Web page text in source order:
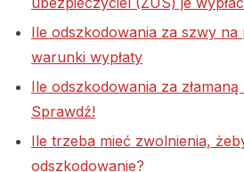
Ile odszkodowania za szwy na
warunki wypłaty
Ile odszkodowania za
Sprawdź!
Ile trzeba mieć zwolnienia,
odszkodowanie?